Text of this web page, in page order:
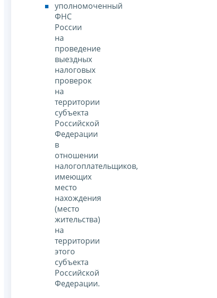
уполномоченный
ФНС
России
на
проведение
выездных
налоговых
проверок
на
территории
субъекта
Российской
Федерации
в
отношении
налогоплательщиков,
имеющих
место
нахождения
(место
жительства)
на
территории
этого
субъекта
Российской
Федерации.